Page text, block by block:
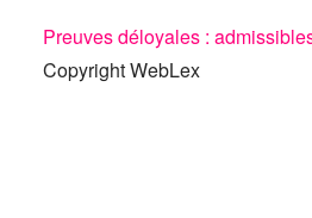
Preuves déloyales :
Copyright WebLex